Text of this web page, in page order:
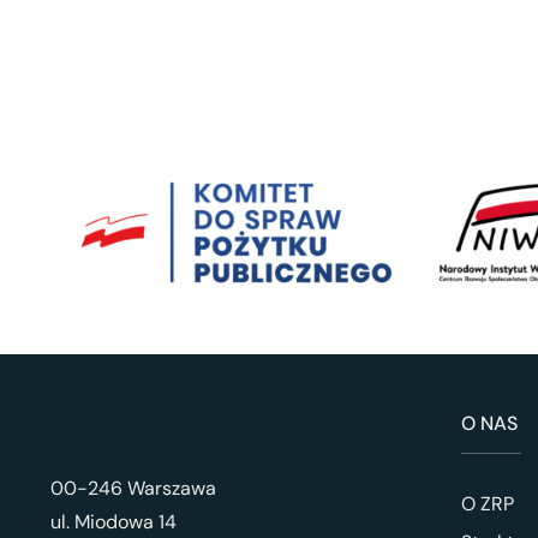
00-246 Warszawa
ul. Miodowa 14
O NAS
O ZRP